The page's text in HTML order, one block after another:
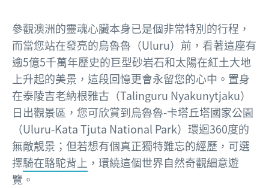
參觀澳洲的靈魂心臟本身已是個非常特別的行程，
而當您站在發亮的烏魯魯（Uluru） 前，看著這座有
逾5億5千萬年歷史的巨型砂岩石和太陽在紅土大地
上升起的美景，這段回憶更會永留您的心中。置身
在泰陵吉老納根雅古（Talinguru Nyakunytjaku）
日出觀景區，您可欣賞到烏魯魯-卡塔丘塔國家公園
（Uluru-Kata Tjuta National Park） 環迴360度的
無敵靚景；但若想有個真正獨特難忘的經歷，可選
擇騎在駱駝背上 ，環繞這個世界自然奇觀細意遊
覽。